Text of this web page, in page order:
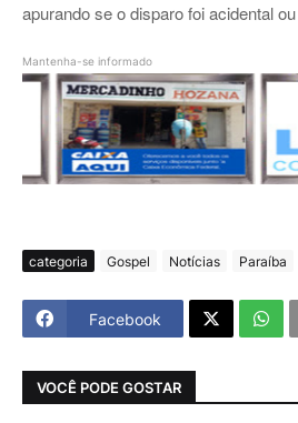
apurando se o disparo foi acidental
Mantenha-se informado
categoria Gospel Notícias Paraíba
Facebook
VOCÊ PODE GOSTAR